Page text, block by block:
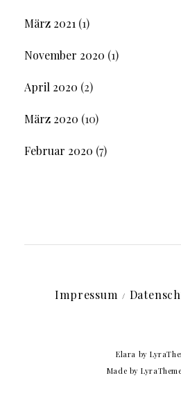
März 2021 (1)
November 2020 (1)
April 2020 (2)
März 2020 (10)
Februar 2020 (7)
Impressum
Elara by
Made by